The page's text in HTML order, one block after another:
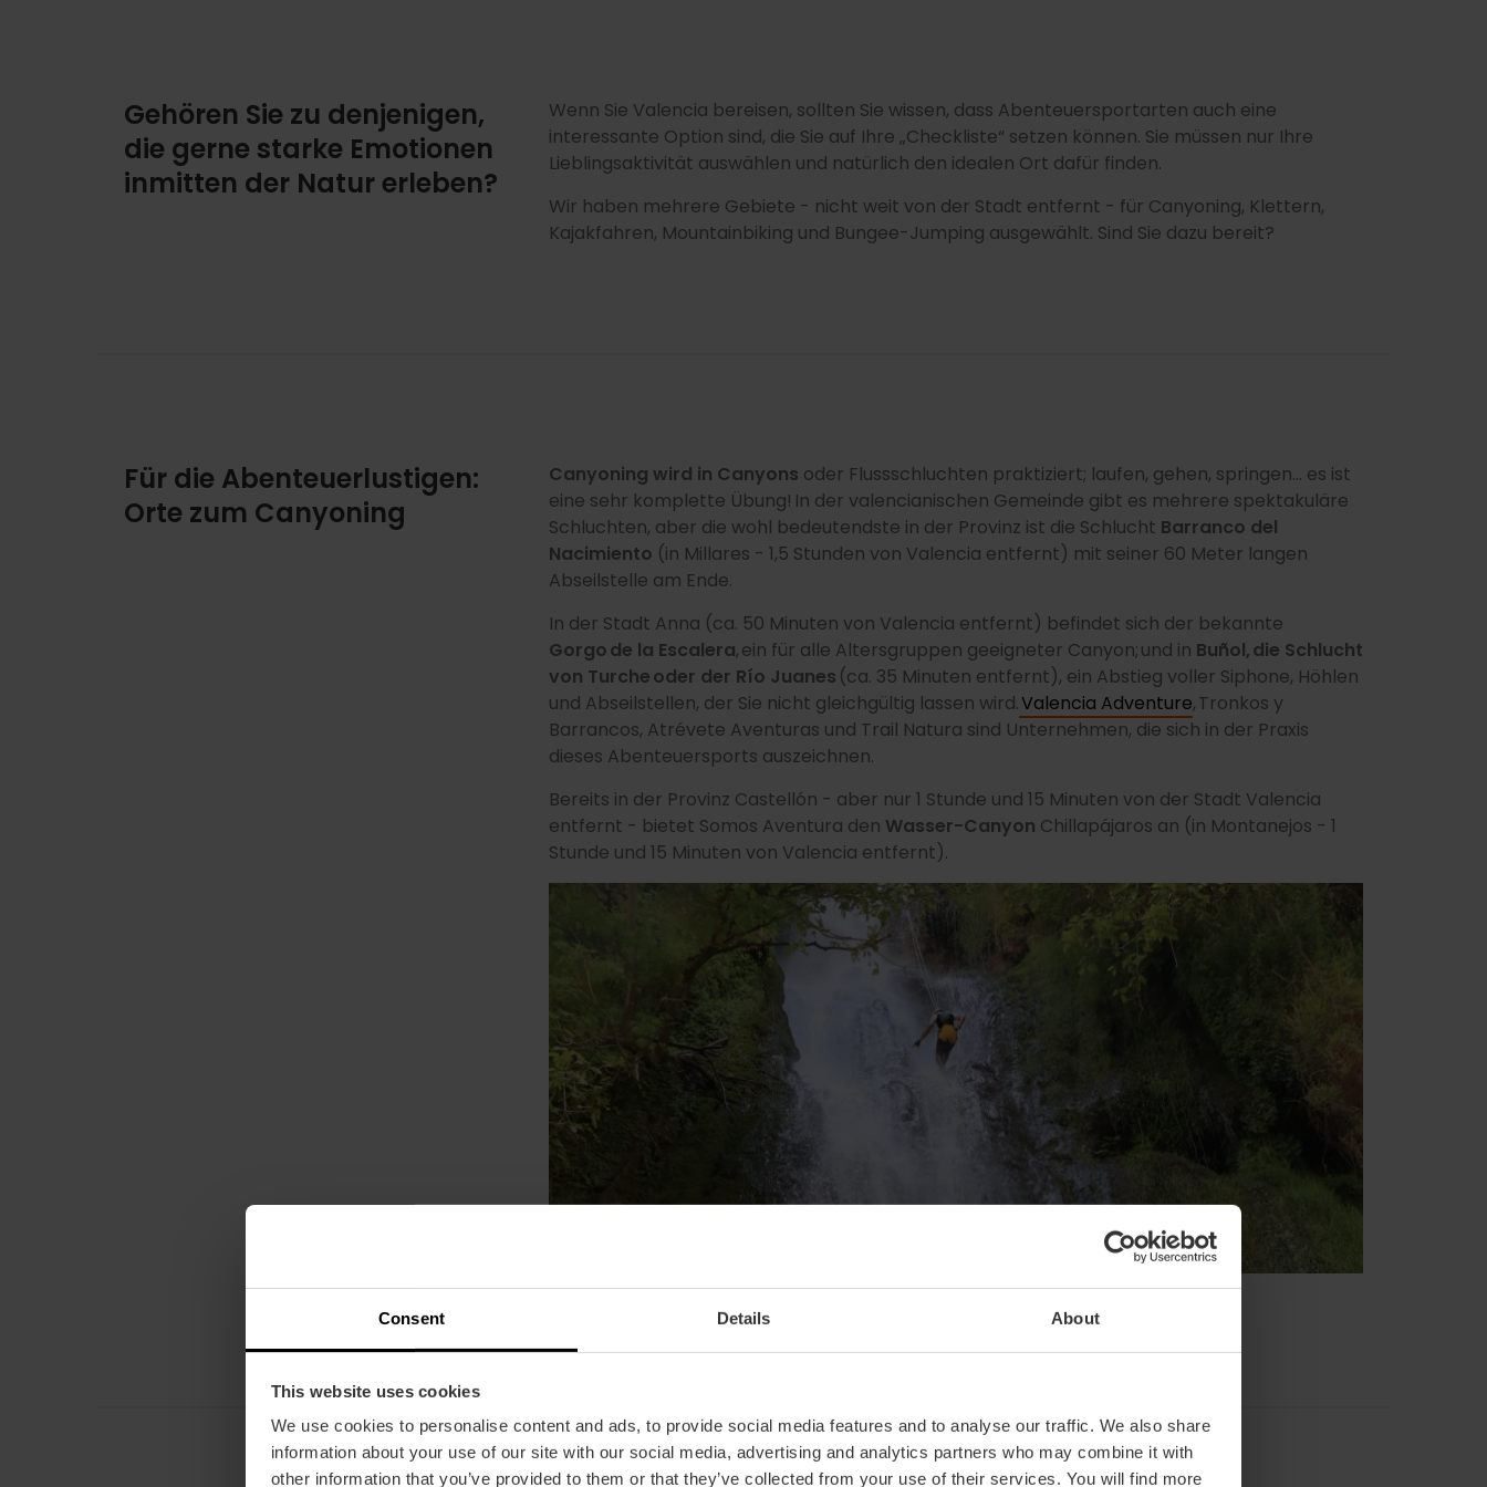
Consent Details About
This website uses cookies
We use cookies to personalise content and ads, to provide social media features and to analyse our traffic. We also share
information about your use of our site with our social media, advertising and analytics partners who may combine it with
other information that you’ve provided to them or that they’ve collected from your use of their services. You will find more
Gehören Sie zu denjenigen,
die gerne starke Emotionen
inmitten der Natur erleben?
Wenn Sie Valencia bereisen, sollten Sie wissen, dass Abenteuersportarten auch eine
interessante Option sind, die Sie auf Ihre „Checkliste“ setzen können. Sie müssen nur Ihre
Lieblingsaktivität auswählen und natürlich den idealen Ort dafür finden.
Wir haben mehrere Gebiete - nicht weit von der Stadt entfernt - für Canyoning, Klettern,
Kajakfahren, Mountainbiking und Bungee-Jumping ausgewählt. Sind Sie dazu bereit?
Für die Abenteuerlustigen:
Orte zum Canyoning
Canyoning wird in Canyons oder Flussschluchten praktiziert; laufen, gehen, springen... es ist
eine sehr komplette Übung! In der valencianischen Gemeinde gibt es mehrere spektakuläre
Schluchten, aber die wohl bedeutendste in der Provinz ist die Schlucht Barranco del
Nacimiento (in Millares - 1,5 Stunden von Valencia entfernt) mit seiner 60 Meter langen
Abseilstelle am Ende.
In der Stadt Anna (ca. 50 Minuten von Valencia entfernt) befindet sich der bekannte
Gorgo de la Escalera, ein für alle Altersgruppen geeigneter Canyon; und in Buñol, die Schlucht
von Turche oder der Río Juanes (ca. 35 Minuten entfernt), ein Abstieg voller Siphone, Höhlen
und Abseilstellen, der Sie nicht gleichgültig lassen wird.Valencia Adventure, Tronkos y
Barrancos, Atrévete Aventuras und Trail Natura sind Unternehmen, die sich in der Praxis
dieses Abenteuersports auszeichnen.
Bereits in der Provinz Castellón - aber nur 1 Stunde und 15 Minuten von der Stadt Valencia
entfernt - bietet Somos Aventura den Wasser-Canyon Chillapájaros an (in Montanejos - 1
Stunde und 15 Minuten von Valencia entfernt).
Imagen: CV ACTIVA